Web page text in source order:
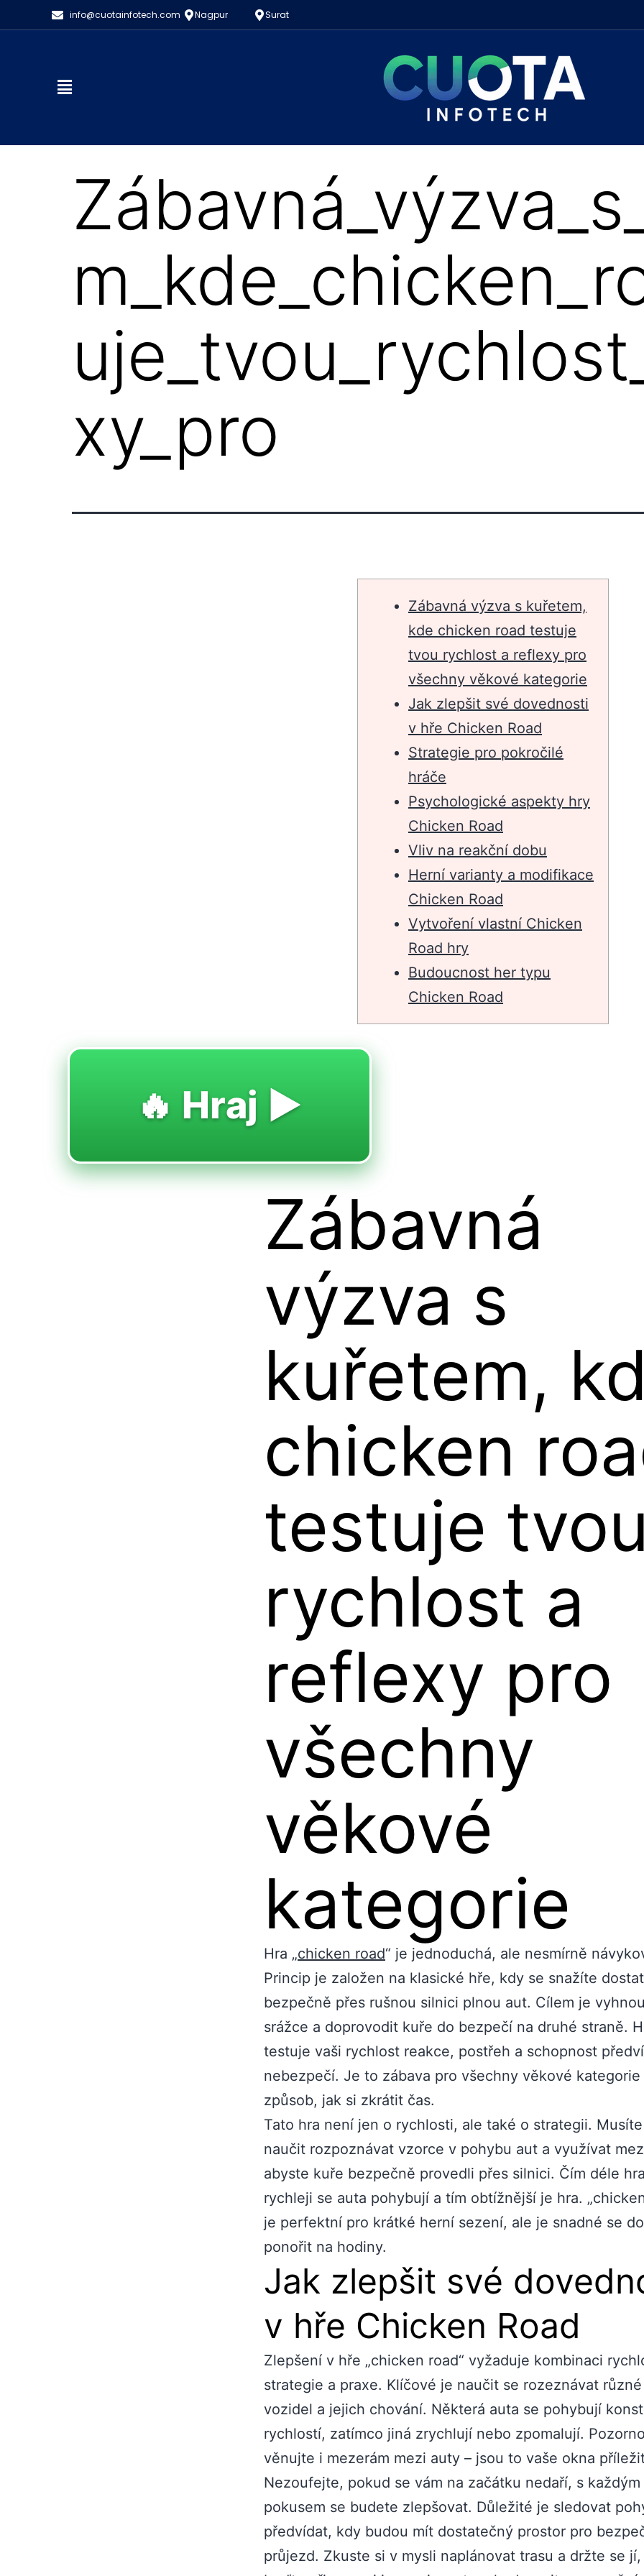
info@cuotainfotech.com Nagpur Surat
xy_pro
Zábavná výzva s kuřetem,
kde chicken road testuje
tvou rychlost a reflexy pro
všechny věkové kategorie
Jak zlepšit své dovednosti
v hře Chicken Road
Strategie pro pokročilé
hráče
Psychologické aspekty hry
Chicken Road
Vliv na reakční dobu
Herní varianty a modifikace
Chicken Road
Vytvoření vlastní Chicken
Road hry
Budoucnost her typu
Chicken Road
🔥 Hraj ▶️
Zábavná
výzva s
kuřetem,
chicken
testuje tvou
rychlost a
reflexy pro
všechny
věkové
kategorie
Hra „chicken road“ je jednoduchá, ale nesmírně
Princip je založen na klasické hře, kdy se snažíte
bezpečně přes rušnou silnici plnou aut. Cílem je
srážce a doprovodit kuře do bezpečí na druhé straně.
testuje vaši rychlost reakce, postřeh a schopnost
nebezpečí. Je to zábava pro všechny věkové
způsob, jak si zkrátit čas.
Tato hra není jen o rychlosti, ale také o strategii.
naučit rozpoznávat vzorce v pohybu aut a využívat
abyste kuře bezpečně provedli přes silnici. Čím déle
rychleji se auta pohybují a tím obtížnější je hra.
je perfektní pro krátké herní sezení, ale je snadné se
ponořit na hodiny.
Jak zlepšit své
v hře Chicken Road
Zlepšení v hře „chicken road“ vyžaduje kombinaci
strategie a praxe. Klíčové je naučit se rozeznávat
vozidel a jejich chování. Některá auta se pohybují
rychlostí, zatímco jiná zrychlují nebo zpomalují.
věnujte i mezerám mezi auty – jsou to vaše okna
Nezoufejte, pokud se vám na začátku nedaří, s každým
pokusem se budete zlepšovat. Důležité je sledovat
předvídat, kdy budou mít dostatečný prostor pro
průjezd. Zkuste si v mysli naplánovat trasu a držte se jí,